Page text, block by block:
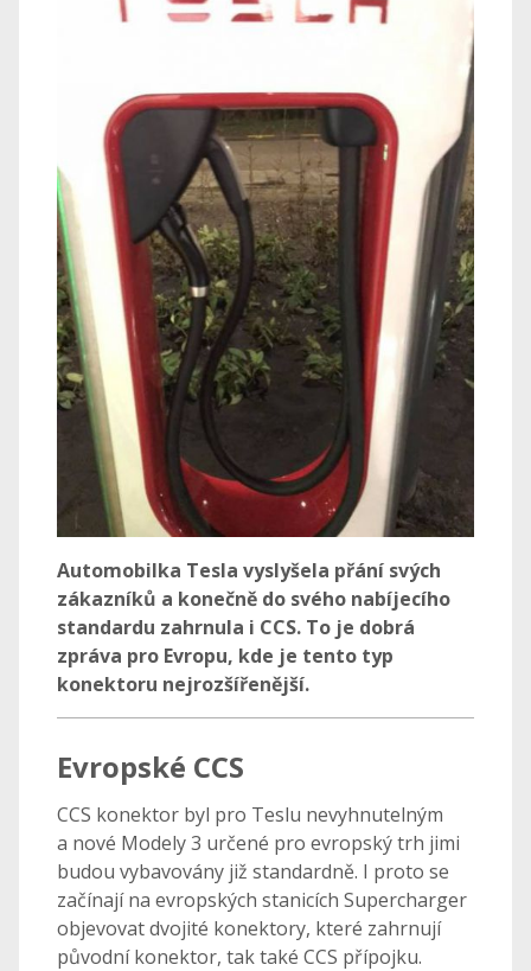
Automobilka Tesla vyslyšela přání svých
zákazníků a konečně do svého nabíjecího
standardu zahrnula i CCS. To je dobrá
zpráva pro Evropu, kde je tento typ
konektoru nejrozšířenější.
Evropské CCS
CCS konektor byl pro Teslu nevyhnutelným
a nové Modely 3 určené pro evropský trh jimi
budou vybavovány již standardně. I proto se
začínají na evropských stanicích Supercharger
objevovat dvojité konektory, které zahrnují
původní konektor, tak také CCS přípojku.